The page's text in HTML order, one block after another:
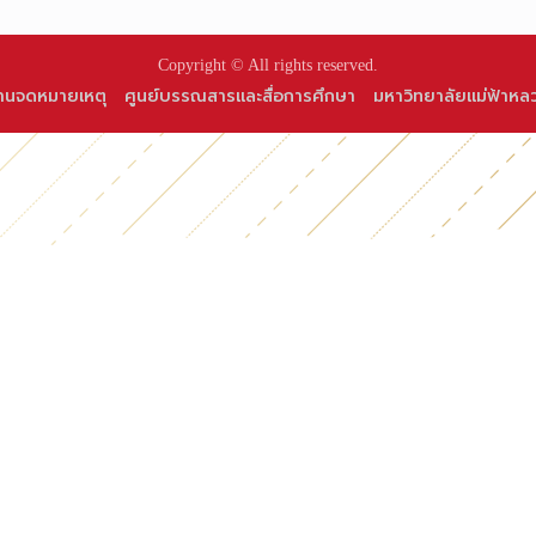
Copyright © All rights reserved.
นจดหมายเหตุ ศูนย์บรรณสารและสื่อการศึกษา มหาวิทยาลัยแม่ฟ้าหล